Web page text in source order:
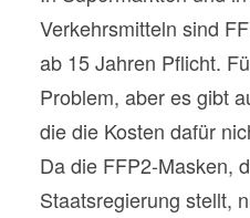
Verkehrsmitteln sind
ab 15 Jahren Pflicht.
Problem, aber es gibt
die die Kosten dafür
Da die FFP2-Masken,
Staatsregierung stellt,